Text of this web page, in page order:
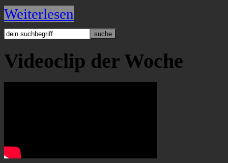
Weiterlesen
Videoclip der Woche